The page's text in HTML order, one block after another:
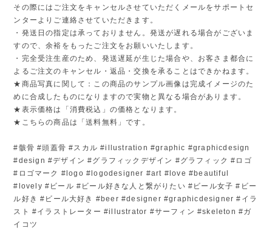
その際にはご注文をキャンセルさせていただくメールをサポートセ
ンターよりご連絡させていただきます。
・発送日の指定は承っておりません。発送が遅れる場合がございま
すので、余裕をもったご注文をお願いいたします。
・完全受注生産のため、発送遅延が生じた場合や、お客さま都合に
よるご注文のキャンセル・返品・交換を承ることはできかねます。
★商品写真に関して：この商品のサンプル画像は完成イメージのた
めに合成したものになりますので実物と異なる場合があります。
★表示価格は「消費税込」の価格となります。
★こちらの商品は「送料無料」です。
#骸骨 #頭蓋骨 #スカル #illustration #graphic #graphicdesign
#design #デザイン #グラフィックデザイン #グラフィック #ロゴ
#ロゴマーク #logo #logodesigner #art #love #beautiful
#lovely #ビール #ビール好きな人と繋がりたい #ビール女子 #ビー
ル好き #ビール大好き #beer #designer #graphicdesigner #イラ
スト #イラストレーター #illustrator #サーフィン #skeleton #ガ
イコツ